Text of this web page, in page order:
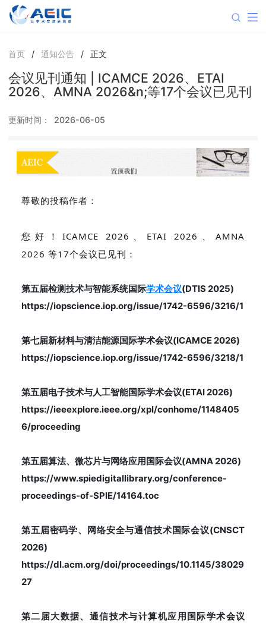
首页 / 通知公告 / 正文
会议见刊通知 | ICAMCE 2026、ETAI
2026、AMNA 2026&n;等17个会议已见刊
更新时间： 2026-06-05
尊敬的投稿作者：
您好！ICAMCE 2026、 ETAI 2026 、AMNA
2026 等17个会议已见刊：
第五届检测技术与智能系统国际学术会议(DTIS 2025)
https://iopscience.iop.org/issue/1742-6596/3216/1
第七届新材料与清洁能源国际学术会议(ICAMCE 2026)
https://iopscience.iop.org/issue/1742-6596/3218/1
第五届电子技术与人工智能国际学术会议(ETAI 2026)
https://ieeexplore.ieee.org/xpl/conhome/1148405
6/proceeding
第五届算法、微芯片与网络应用国际会议(AMNA 2026)
https://www.spiedigitallibrary.org/conference-
proceedings-of-SPIE/14164.toc
第五届密码学、网络安全与通信技术国际会议(CNSCT
2026)
https://dl.acm.org/doi/proceedings/10.1145/38029
27
第二届大数据、通信技术与计算机应用国际学术会议